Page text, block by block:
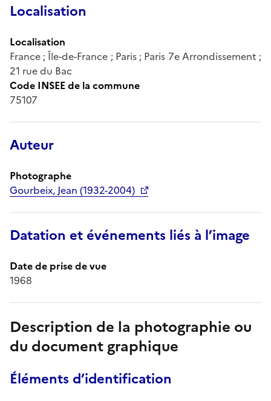
Localisation
Localisation
France ; Île-de-France ; Paris ; Paris 7e Arrondissement ;
21 rue du Bac
Code INSEE de la commune
75107
Auteur
Photographe
Gourbeix, Jean (1932-2004)
Datation et événements liés à l’image
Date de prise de vue
1968
Description de la photographie ou
du document graphique
Éléments d’identification